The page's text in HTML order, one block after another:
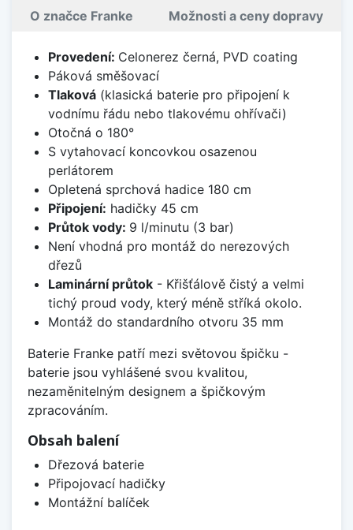
O značce Franke Možnosti a ceny dopravy
Provedení: Celonerez černá, PVD coating
Páková směšovací
Tlaková(klasická baterie pro připojení k
vodnímu řádu nebo tlakovému ohřívači)
Otočná o 180°
S vytahovací koncovkou osazenou
perlátorem
Opletená sprchová hadice 180 cm
Připojení: hadičky 45 cm
Průtok vody: 9 l/minutu (3 bar)
Není vhodná pro montáž do nerezových
dřezů
Laminární průtok- Křišťálově čistý a velmi
tichý proud vody, který méně stříká okolo.
Montáž do standardního otvoru 35 mm
Baterie Franke patří mezi světovou špičku -
baterie jsou vyhlášené svou kvalitou,
nezaměnitelným designem a špičkovým
zpracováním.
Obsah balení
Dřezová baterie
Připojovací hadičky
Montážní balíček